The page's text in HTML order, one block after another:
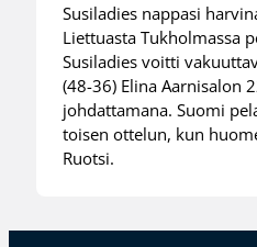
Susiladies nappasi
Liettuasta Tukholmassa
Susiladies voitti
(48-36) Elina Aarnisalon
johdattamana. Suomi
toisen ottelun, kun
Ruotsi.